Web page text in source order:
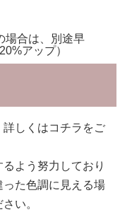
場合は、別途早
アップ）
詳しくはコチラ をご
よう努力しており
った色調に見える場
い。